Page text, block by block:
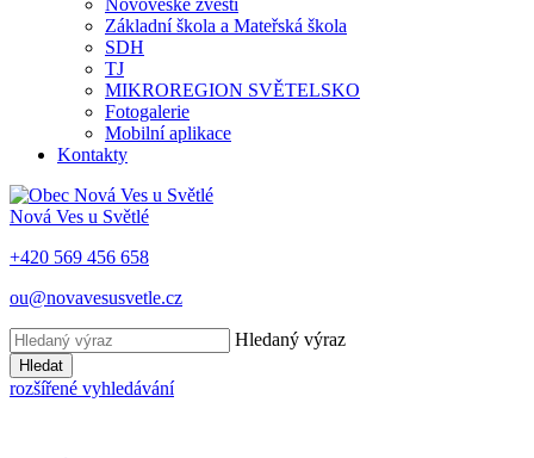
Novoveské zvěsti
Základní škola a Mateřská škola
SDH
TJ
MIKROREGION SVĚTELSKO
Fotogalerie
Mobilní aplikace
Kontakty
Nová Ves u Světlé
+420 569 456 658
ou@novavesusvetle.cz
Hledaný výraz
Hledat
rozšířené vyhledávání